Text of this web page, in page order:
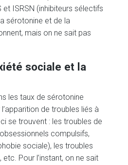
et ISRSN (inhibiteurs sélectifs
sérotonine et de la
mais on ne sait pas
sociale et la
les taux de sérotonine
de troubles liés à
se trouvent : les troubles de
compulsifs,
sociale), les troubles
etc. Pour l’instant, on ne sait